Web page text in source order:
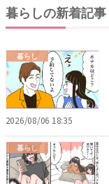
暮らしの新着記事
暮らし
2026/08/06 18:35
暮らし